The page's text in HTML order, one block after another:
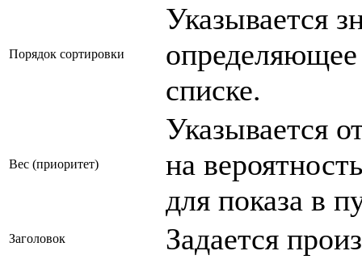
Порядок сортировки
Указывается
определяющее
списке.
Вес (приоритет)
Указывается
на
для показа в
Заголовок
Задается